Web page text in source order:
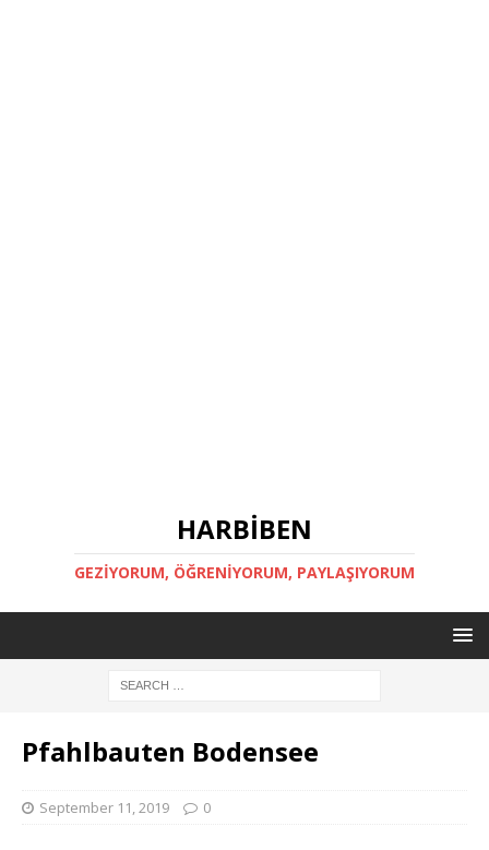
HARBİBEN
GEZİYORUM, ÖĞRENİYORUM, PAYLAŞIYORUM
Pfahlbauten Bodensee
September 11, 2019 0